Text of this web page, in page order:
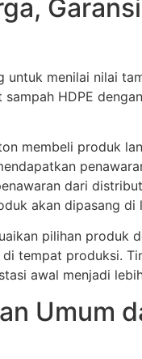
menilai nilai
HDPE
membeli produk
dari
akan dipasang
pilihan
tempat produksi.
awal menjadi
Umum